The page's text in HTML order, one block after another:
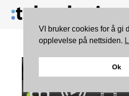
VI bruker cookies for å gi
opplevelse på nettsiden.
Ok